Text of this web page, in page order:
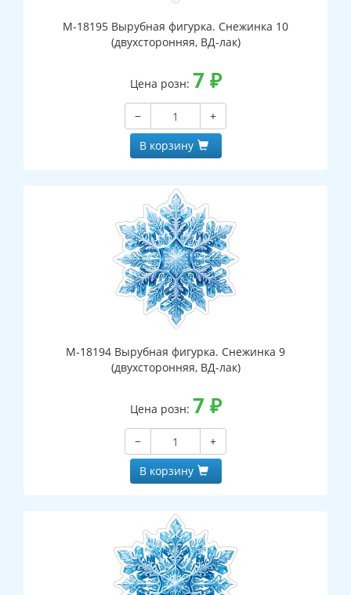
М-18195 Вырубная фигурка. Снежинка 10
(двухсторонняя, ВД-лак)
Цена розн: 7 ₽
−
+
В корзину
М-18194 Вырубная фигурка. Снежинка 9
(двухсторонняя, ВД-лак)
Цена розн: 7 ₽
−
+
В корзину